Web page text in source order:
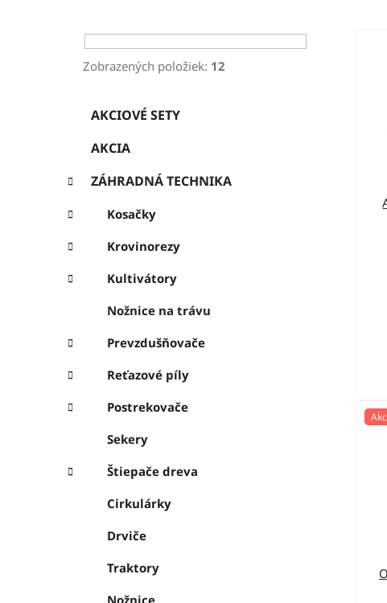
Zobrazených položiek: 12
kategórie
g
r
e
AKCIOVÉ SETY
AKCIA
ZÁHRADNÁ TECHNIKA
Kosačky
Krovinorezy
Kultivátory
Nožnice na trávu
Prevzdušňovače
Reťazové píly
Postrekovače
Sekery
Štiepače dreva
Cirkulárky
Drviče
Traktory
Nožnice